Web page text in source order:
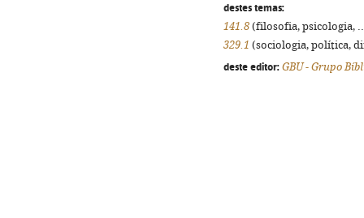
destes temas:
141.8 (filosofia, psicologia,
329.1 (sociologia, política,
deste editor: GBU - Grupo